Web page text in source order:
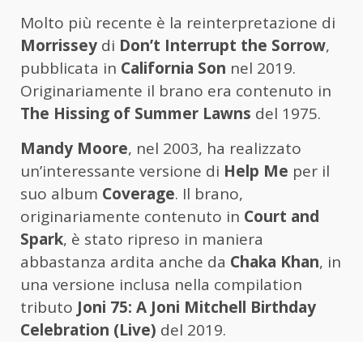
Molto più recente è la reinterpretazione di
Morrissey di Don’t Interrupt the Sorrow,
pubblicata in California Son nel 2019.
Originariamente il brano era contenuto in
The Hissing of Summer Lawns del 1975.
Mandy Moore, nel 2003, ha realizzato
un’interessante versione di Help Me per il
suo album Coverage. Il brano,
originariamente contenuto in Court and
Spark, è stato ripreso in maniera
abbastanza ardita anche da Chaka Khan, in
una versione inclusa nella compilation
tributo Joni 75: A Joni Mitchell Birthday
Celebration (Live) del 2019.